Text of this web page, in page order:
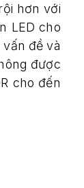
hơn với
LED cho
đề và
được
cho đến